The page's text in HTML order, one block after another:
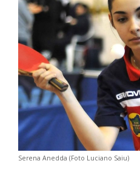
Serena Anedda (Foto Luciano Saiu)